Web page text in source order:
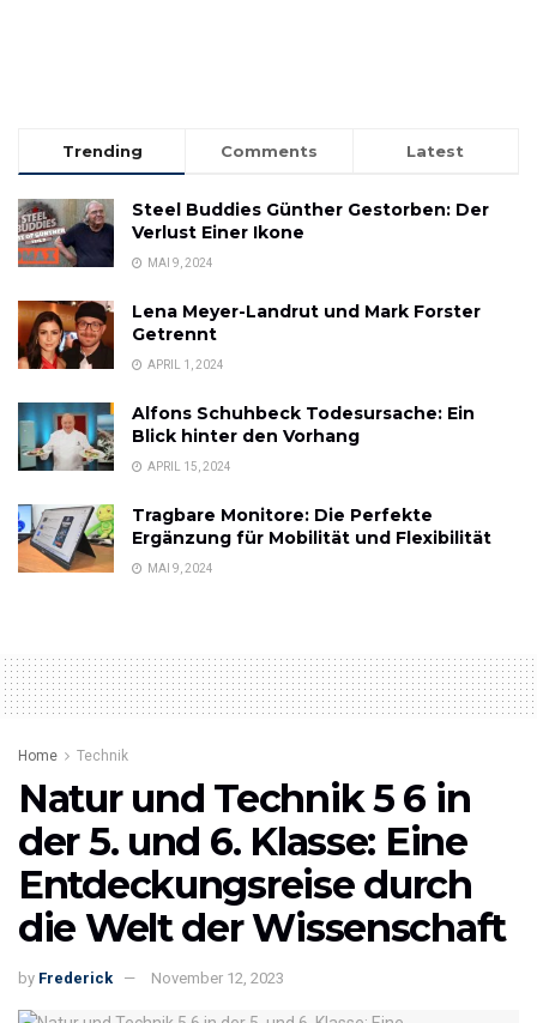
Trending Comments Latest
Steel Buddies Günther Gestorben: Der
Verlust Einer Ikone
MAI 9, 2024
Lena Meyer-Landrut und Mark Forster
Getrennt
APRIL 1, 2024
Alfons Schuhbeck Todesursache: Ein
Blick hinter den Vorhang
APRIL 15, 2024
Tragbare Monitore: Die Perfekte
Ergänzung für Mobilität und Flexibilität
MAI 9, 2024
Home Technik
Natur und Technik 5 6 in
der 5. und 6. Klasse: Eine
Entdeckungsreise durch
die Welt der Wissenschaft
by Frederick November 12, 2023